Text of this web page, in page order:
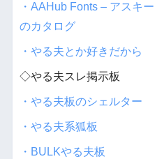
・AAHub Fonts – アスキ
のカタログ
・やる夫とか好きだから
◇やる夫スレ掲示板
・やる夫板のシェルター
・やる夫系狐板
・BULKやる夫板